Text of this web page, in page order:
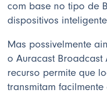
com base no tipo de
dispositivos
Mas possivelmente
o Auracast Broadcast
recurso permite que
transmitam